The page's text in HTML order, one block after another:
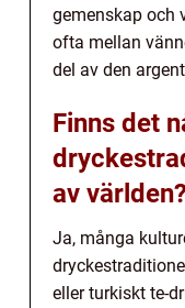
gemenskap och
ofta mellan
del av den
Finns det
av världen?
Ja, många
eller turkiskt te-